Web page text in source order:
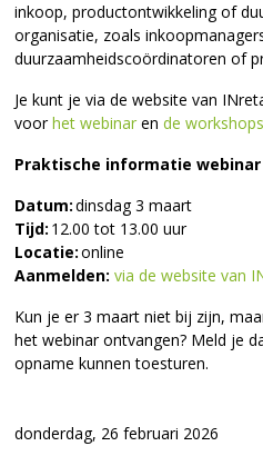
inkoop, productontwikkeling of
organisatie, zoals
duurzaamheidscoördinatoren of
Je kunt je via de website van
voorhet webinar en de workshops
Praktische informatie webinar
Datum:dinsdag 3 maart
Tijd: 12.00 tot 13.00 uur
Locatie:online
Aanmelden: via de website van
Kun je er 3 maart niet bij zijn,
het webinar ontvangen? Meld je
opname kunnen toesturen.
donderdag, 26 februari 2026